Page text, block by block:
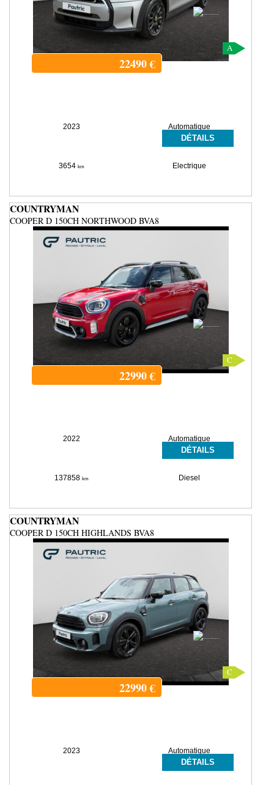
A
2023 Automatique
3654km Electrique
22490€
DÉTAILS
COUNTRYMAN
COOPER D 150CH NORTHWOOD BVA8
C
2022 Automatique
137858km Diesel
22990€
DÉTAILS
COUNTRYMAN
COOPER D 150CH HIGHLANDS BVA8
C
2023 Automatique
22990€
DÉTAILS